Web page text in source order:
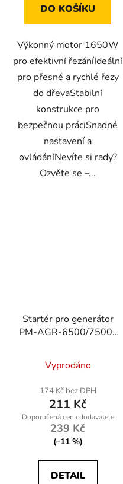
DO KOŠÍKU
Výkonný motor 1650W
pro efektivní řezáníIdeální
pro přesné a rychlé řezy
do dřevaStabilní
konstrukce pro
bezpečnou práciSnadné
nastavení a
ovládáníNevíte si rady?
Ozvěte se –...
Startér pro generátor
PM-AGR-6500/7500-
Vyprodáno
174 Kč bez DPH
211 Kč
239 Kč
(–11 %)
DETAIL